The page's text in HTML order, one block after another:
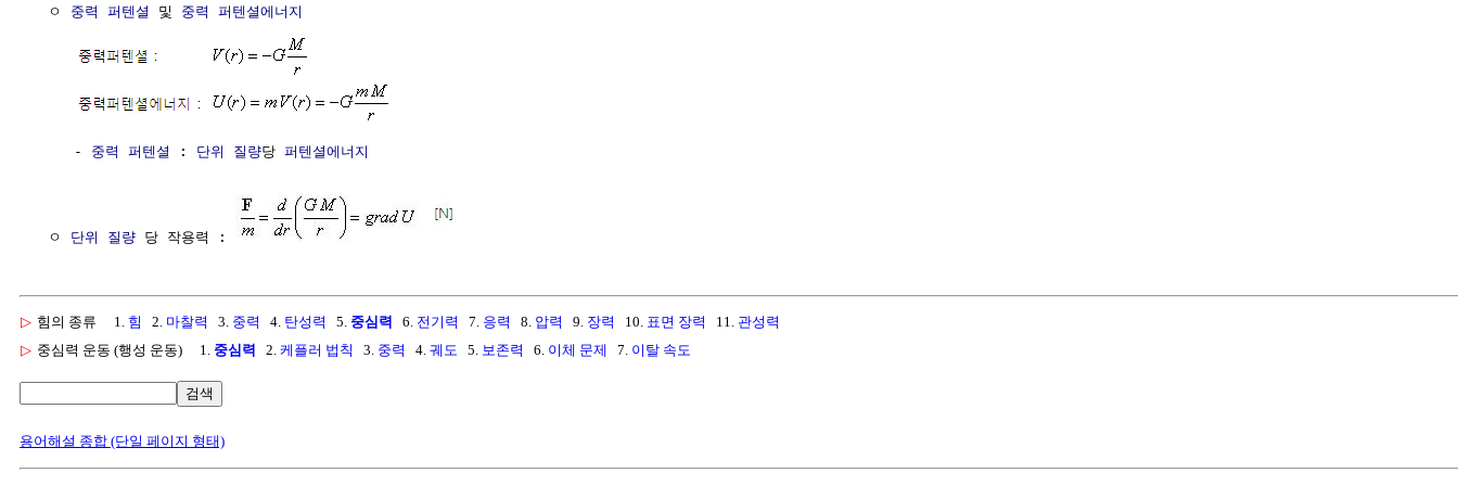
  ㅇ
중력 퍼텐셜 및 중력 퍼텐셜에너지
     -
중력 퍼텐셜 : 단위 질량당 퍼텐셜에너지
  ㅇ
단위 질량 당 작용력 :
▷ 힘의 종류 1. 힘 2. 마찰력 3. 중력 4. 탄성력 5. 중심력 6. 전기력 7. 응력 8. 압력 9. 장력 10. 표면 장력 11. 관성력
▷ 중심력 운동 (행성 운동) 1. 중심력 2. 케플러 법칙 3. 중력 4. 궤도 5. 보존력 6. 이체 문제 7. 이탈 속도
검색
용어해설 종합 (단일 페이지 형태)